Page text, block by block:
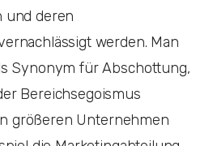
und deren
werden. Man
Synonym für Abschottung,
Bereichsegoismus
größeren Unternehmen